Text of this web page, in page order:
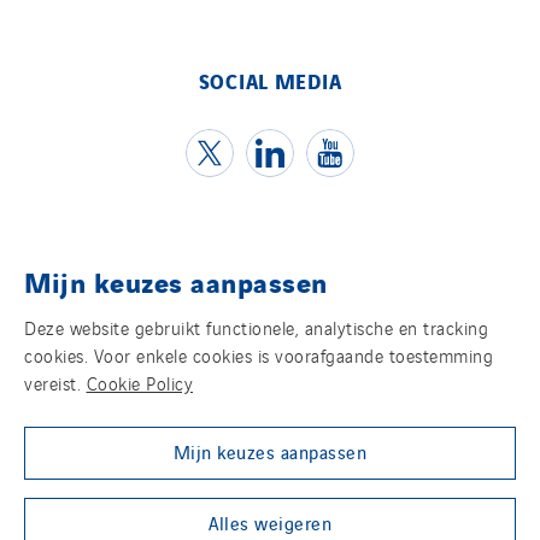
SOCIAL MEDIA
Contact
Juridische informatie
Privacy statement
Cookies
Group websites
Tunzini Antilles
Tunzini Maintenance Nucléaire
TUNZINI Nucléaire
Tunzini Troyes
Twyver
Uxello
VINCI Stiftung
Mijn keuzes aanpassen
Deze website gebruikt functionele, analytische en tracking
cookies. Voor enkele cookies is voorafgaande toestemming
vereist. Cookie Policy
Mijn keuzes aanpassen
Alles weigeren